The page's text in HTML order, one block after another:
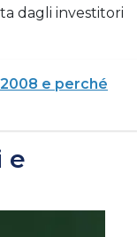
dagli investitori
e perché
e